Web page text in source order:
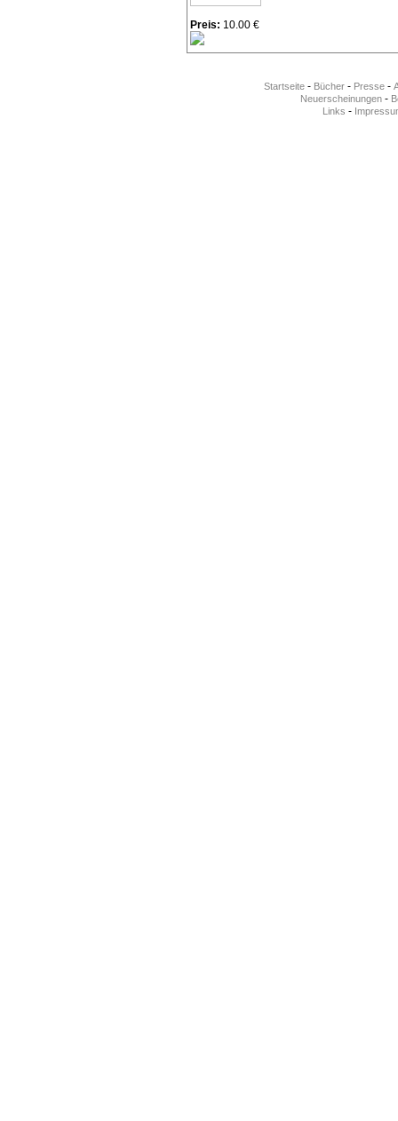
Preis: 10.00 €
Startseite - Bücher - Presse -
Neuerscheinungen-
Links -